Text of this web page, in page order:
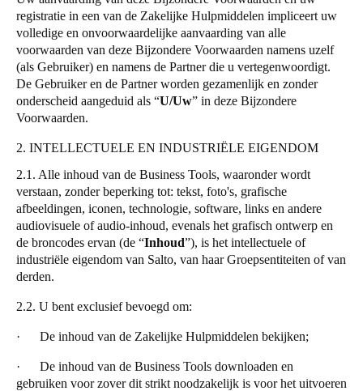
Sla nieuwe selectie op als standaard
registratie in een van de Zakelijke Hulpmiddelen impliceert uw
volledige en onvoorwaardelijke aanvaarding van alle
voorwaarden van deze Bijzondere Voorwaarden namens uzelf
(als Gebruiker) en namens de Partner die u vertegenwoordigt.
De Gebruiker en de Partner worden gezamenlijk en zonder
onderscheid aangeduid als “U/Uw” in deze Bijzondere
Voorwaarden.
2. INTELLECTUELE EN INDUSTRIËLE EIGENDOM
2.1. Alle inhoud van de Business Tools, waaronder wordt
verstaan, zonder beperking tot: tekst, foto's, grafische
afbeeldingen, iconen, technologie, software, links en andere
audiovisuele of audio-inhoud, evenals het grafisch ontwerp en
de broncodes ervan (de “Inhoud”), is het intellectuele of
industriële eigendom van Salto, van haar Groepsentiteiten of van
derden.
2.2. U bent exclusief bevoegd om:
· De inhoud van de Zakelijke Hulpmiddelen bekijken;
· De inhoud van de Business Tools downloaden en
gebruiken voor zover dit strikt noodzakelijk is voor het uitvoeren